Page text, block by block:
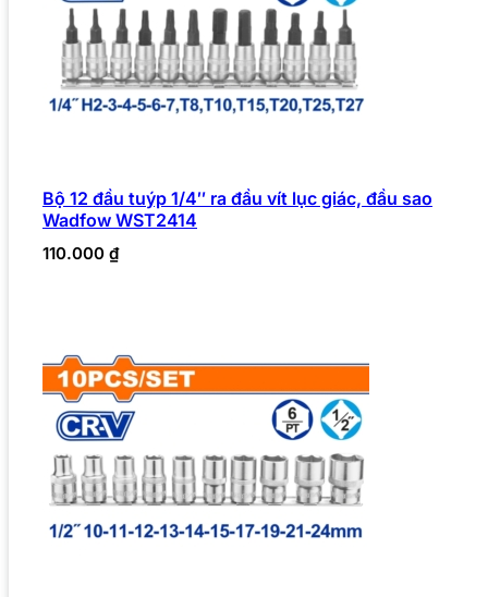
Bộ 12 đầu tuýp 1/4″ ra đầu vít lục giác, đầu sao
Wadfow WST2414
110.000 ₫